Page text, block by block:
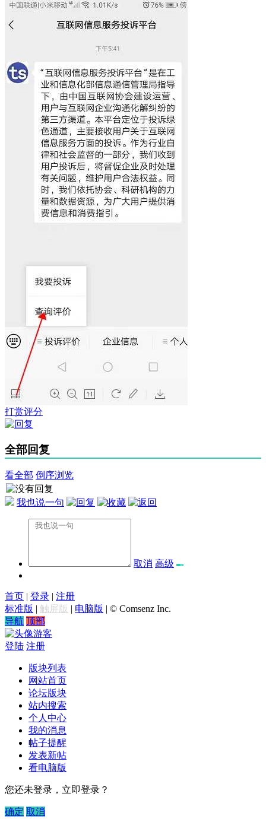
打赏评分
全部回复
看全部 倒序浏览
我也说一句
取消 高级
首页 | 登录 | 注册
标准版 | 触屏版 | 电脑版 | © Comsenz Inc.
导航 顶部
游客
登陆 注册
版块列表
网站首页
论坛版块
站内搜索
个人中心
我的消息
帖子提醒
发表新帖
看电脑版
您还未登录，立即登录？
确定 取消